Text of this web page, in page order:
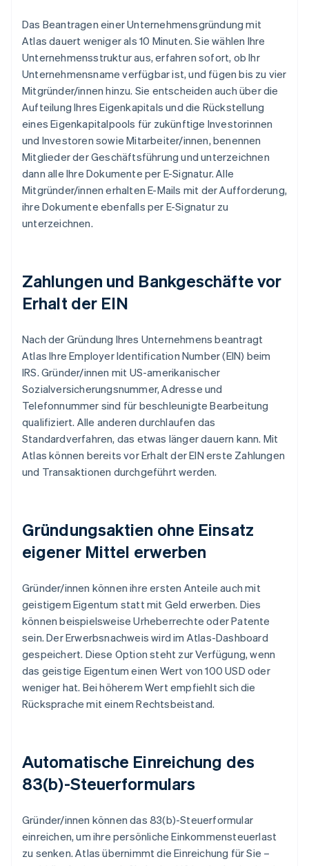
Das Beantragen einer Unternehmensgründung mit
Atlas dauert weniger als 10 Minuten. Sie wählen Ihre
Unternehmensstruktur aus, erfahren sofort, ob Ihr
Unternehmensname verfügbar ist, und fügen bis zu vier
Mitgründer/innen hinzu. Sie entscheiden auch über die
Aufteilung Ihres Eigenkapitals und die Rückstellung
eines Eigenkapitalpools für zukünftige Investorinnen
und Investoren sowie Mitarbeiter/innen, benennen
Mitglieder der Geschäftsführung und unterzeichnen
dann alle Ihre Dokumente per E-Signatur. Alle
Mitgründer/innen erhalten E-Mails mit der Aufforderung,
ihre Dokumente ebenfalls per E-Signatur zu
unterzeichnen.
Zahlungen und Bankgeschäfte vor
Erhalt der EIN
Nach der Gründung Ihres Unternehmens beantragt
Atlas Ihre Employer Identification Number (EIN) beim
IRS. Gründer/innen mit US-amerikanischer
Sozialversicherungsnummer, Adresse und
Telefonnummer sind für beschleunigte Bearbeitung
qualifiziert. Alle anderen durchlaufen das
Standardverfahren, das etwas länger dauern kann. Mit
Atlas können bereits vor Erhalt der EIN erste Zahlungen
und Transaktionen durchgeführt werden.
Gründungsaktien ohne Einsatz
eigener Mittel erwerben
Gründer/innen können ihre ersten Anteile auch mit
geistigem Eigentum statt mit Geld erwerben. Dies
können beispielsweise Urheberrechte oder Patente
sein. Der Erwerbsnachweis wird im Atlas-Dashboard
gespeichert. Diese Option steht zur Verfügung, wenn
das geistige Eigentum einen Wert von 100 USD oder
weniger hat. Bei höherem Wert empfiehlt sich die
Rücksprache mit einem Rechtsbeistand.
Automatische Einreichung des
83(b)-Steuerformulars
Gründer/innen können das 83(b)-Steuerformular
einreichen, um ihre persönliche Einkommensteuerlast
zu senken. Atlas übernimmt die Einreichung für Sie –